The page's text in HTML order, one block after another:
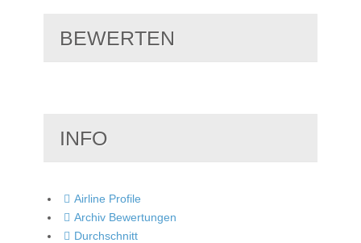
BEWERTEN
INFO
Airline Profile
Archiv Bewertungen
Durchschnitt